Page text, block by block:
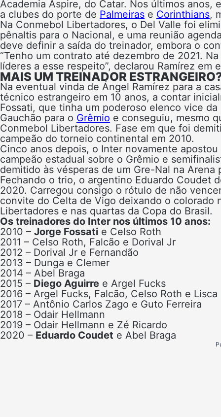
Academia Aspire, do Catar. Nos últimos anos,
a clubes do porte de Palmeiras e Corinthians,
Na Conmebol Libertadores, o Del Valle foi
pênaltis para o Nacional, e uma reunião
deve definir a saída do treinador, embora o
“Tenho um contrato até dezembro de 2021.
líderes a esse respeito”, declarou Ramírez em
MAIS UM TREINADOR
Na eventual vinda de Ángel Ramírez para a
técnico estrangeiro em 10 anos, a contar
Fossati, que tinha um poderoso elenco vice
Gauchão para o Grêmio e conseguiu, mesmo
Conmebol Libertadores. Fase em que foi
campeão do torneio continental em 2010.
Cinco anos depois, o Inter novamente
campeão estadual sobre o Grêmio e
demitido às vésperas de um Gre-Nal na Arena
Fechando o trio, o argentino Eduardo Coudet
2020. Carregou consigo o rótulo de não
convite do Celta de Vigo deixando o colorado
Libertadores e nas quartas da Copa do Brasil.
Os treinadores do Inter nos últimos 10 anos:
2010 – Jorge Fossati e Celso Roth
2011 – Celso Roth, Falcão e Dorival Jr
2012 – Dorival Jr e Fernandão
2013 – Dunga e Clemer
2014 – Abel Braga
2015 – Diego Aguirre e Argel Fucks
2016 – Argel Fucks, Falcão, Celso Roth e Lisca
2017 – Antônio Carlos Zago e Guto Ferreira
2018 – Odair Hellmann
2019 – Odair Hellmann e Zé Ricardo
2020 – Eduardo Coudet e Abel Braga